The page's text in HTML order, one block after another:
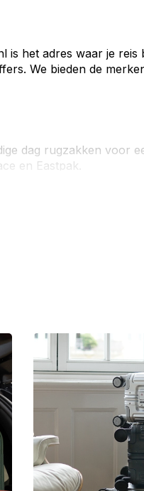
het adres waar je reis
. We bieden de
dag rugzakken voor
en Eastpak